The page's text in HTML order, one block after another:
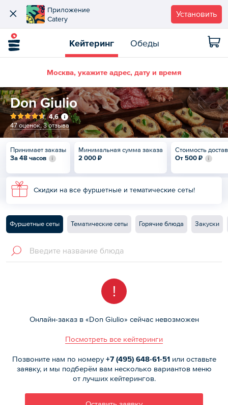
Приложение
Catery
Установить
Кейтеринг Обеды
Москва, укажите адрес, дату и время
Don Giulio
4,6
47 оценок,3 отзыва
Принимает заказы
За 48 часов
Минимальная сумма заказа
2 000 ₽
Стоимость
От 500 ₽
Скидки на все фуршетные и тематические сеты!
Фуршетные сеты Тематические сеты Горячие блюда Закуски
!
Онлайн-заказ в «Don Giulio» сейчас невозможен
Посмотреть все кейтеринги
Позвоните нам по номеру+7 (495) 648-61-51или оставьте
заявку, и мы подберём вам несколько вариантов меню
от лучших кейтерингов.